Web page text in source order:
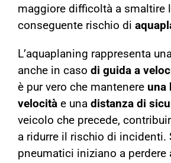
maggiore difficoltà a smaltire
conseguente rischio di
L’aquaplaning rappresenta
anche in caso di guida a
è pur vero che mantenere una
velocità e una distanza di
veicolo che precede,
a ridurre il rischio di incidenti.
pneumatici iniziano a perdere